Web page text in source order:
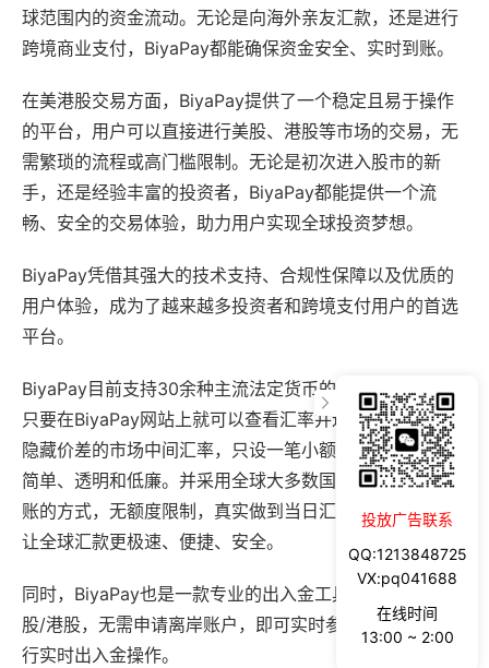
球范围内的资金流动。无论是向海外亲友汇款，还是进行
跨境商业支付，BiyaPay都能确保资金安全、实时到账。
在美港股交易方面，BiyaPay提供了一个稳定且易于操作
的平台，用户可以直接进行美股、港股等市场的交易，无
需繁琐的流程或高门槛限制。无论是初次进入股市的新
手，还是经验丰富的投资者，BiyaPay都能提供一个流
畅、安全的交易体验，助力用户实现全球投资梦想。
BiyaPay凭借其强大的技术支持、合规性保障以及优质的
用户体验，成为了越来越多投资者和跨境支付用户的首选
平台。
BiyaPay目前支持30余种主流法定货币的在线实时兑换，
只要在BiyaPay网站上就可以查看汇率并进行转换，提供0
隐藏价差的市场中间汇率，只设一笔小额手续费，收费更
简单、透明和低廉。并采用全球大多数国家或区域本地转
账的方式，无额度限制，真实做到当日汇款，当日到账，
让全球汇款更极速、便捷、安全。
同时，BiyaPay也是一款专业的出入金工具，直接交易美
股/港股，无需申请离岸账户，即可实时参与股票交易并进
行实时出入金操作。
投放广告联系
QQ:1213848725
VX:pq041688
在线时间
13:00 ~ 2:00